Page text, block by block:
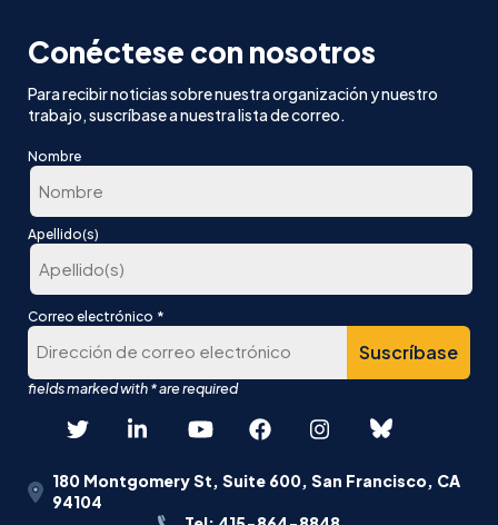
Conéctese con nosotros
Para recibir noticias sobre nuestra organización y nuestro
trabajo, suscríbase a nuestra lista de correo.
Nombre
En
lugar
Apellido(s)
Última
Correo electrónico *
180 Montgomery St, Suite 600, San Francisco, CA
94104